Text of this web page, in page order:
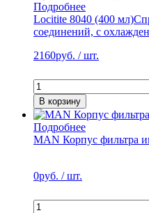
Подробнее
Locitite 8040 (400
соединений, с
2160руб. / шт.
В корзину
Подробнее
MAN Корпус фильтра
0руб. / шт.